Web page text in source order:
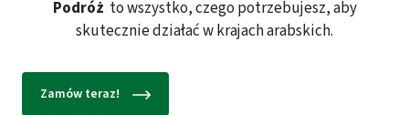
Podróż to wszystko, czego potrzebujesz, aby
skutecznie działać w krajach arabskich.
Zamów teraz!